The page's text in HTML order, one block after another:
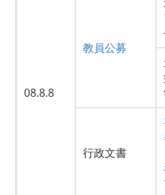
08.8.8
教員公募
行政文書